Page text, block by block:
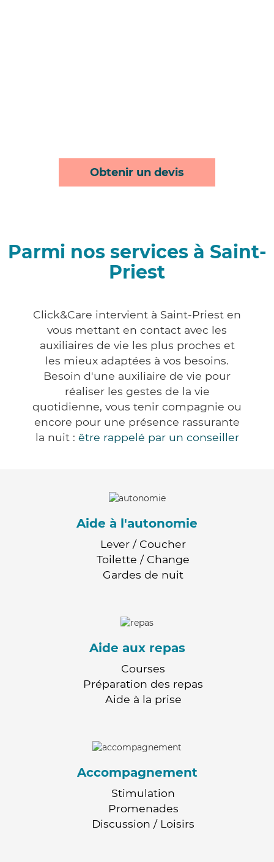
Obtenir un devis
Parmi nos services à Saint-
Priest
Click&Care intervient à Saint-Priest en
vous mettant en contact avec les
auxiliaires de vie les plus proches et
les mieux adaptées à vos besoins.
Besoin d'une auxiliaire de vie pour
réaliser les gestes de la vie
quotidienne, vous tenir compagnie ou
encore pour une présence rassurante
la nuit : être rappelé par un conseiller
Aide à l'autonomie
Lever / Coucher
Toilette / Change
Gardes de nuit
Aide aux repas
Courses
Préparation des repas
Aide à la prise
Accompagnement
Stimulation
Promenades
Discussion / Loisirs